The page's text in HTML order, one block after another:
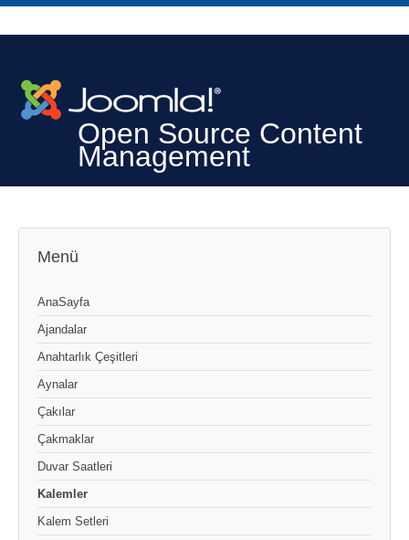
Open Source Content
Management
Menü
AnaSayfa
Ajandalar
Anahtarlık Çeşitleri
Aynalar
Çakılar
Çakmaklar
Duvar Saatleri
Kalemler
Kalem Setleri